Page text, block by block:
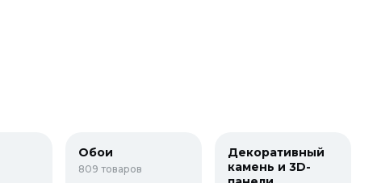
Обои
809 товаров
Декоративный
камень и 3D-